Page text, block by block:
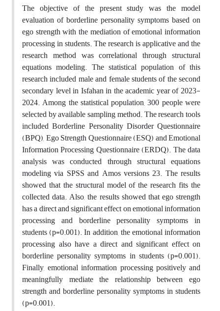
The objective of the present study was the model
evaluation of borderline personality symptoms based on
ego strength with the mediation of emotional information
processing in students. The research is applicative and the
research method was correlational through structural
equations modeling. The statistical population of this
research included male and female students of the second
secondary level in Isfahan in the academic year of 2023-
2024. Among the statistical population, 300 people were
selected by available sampling method. The research tools
included Borderline Personality Disorder Questionnaire
(BPQ), Ego Strength Questionnaire (ESQ) and Emotional
Information Processing Questionnaire (ERDQ). The data
analysis was conducted through structural equations
modeling via SPSS and Amos versions 23. The results
showed that the structural model of the research fits the
collected data. Also, the results showed that ego strength
has a direct and significant effect on emotional information
processing and borderline personality symptoms in
students (p=0.001). In addition, the emotional information
processing also have a direct and significant effect on
borderline personality symptoms in students (p=0.001).
Finally, emotional information processing positively and
meaningfully mediate the relationship between ego
strength and borderline personality symptoms in students
(p=0.001).